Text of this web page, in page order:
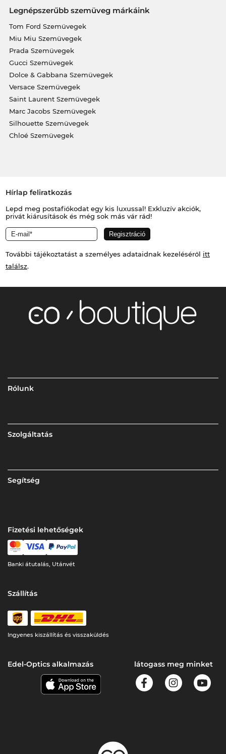
Legnépszerűbb szemüveg márkáink
Tom Ford Szemüvegek
Miu Miu Szemüvegek
Prada Szemüvegek
Gucci Szemüvegek
Dolce & Gabbana Szemüvegek
Versace Szemüvegek
Saint Laurent Szemüvegek
Marc Jacobs Szemüvegek
Silhouette Szemüvegek
Chloé Szemüvegek
Hírlap feliratkozás
Lepd meg postafiókodat egy kis luxussal! Exkluzív akciók,
privát kiárusítások és még sok más vár rád!
További tájékoztatást a személyes adataidnak kezeléséről itt
találsz.
Rólunk
Szolgáltatás
Segítség
Fizetési lehetőségek
Banki átutalás, Utánvét
Szállítás
Ingyenes kiszállítás és visszaküldés
Edel-Optics alkalmazás látogass meg minket